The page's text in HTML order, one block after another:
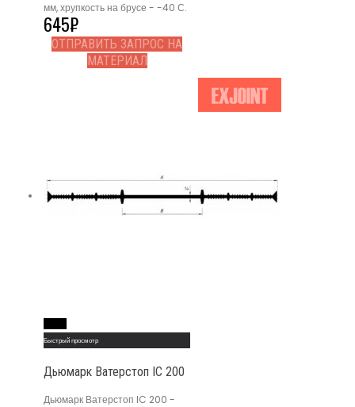
мм, хрупкость на брусе - -40 С.
645₽
ОТПРАВИТЬ ЗАПРОС НА
МАТЕРИАЛ
Быстрый просмотр
Дьюмарк Ватерстоп IC 200
Дьюмарк Ватерстоп IC 200 -